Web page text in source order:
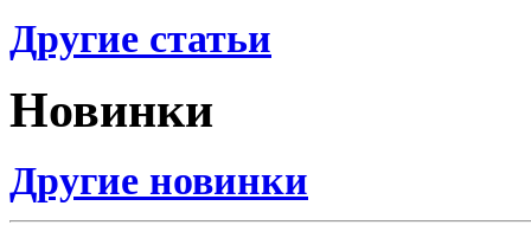
Другие статьи
Новинки
Другие новинки